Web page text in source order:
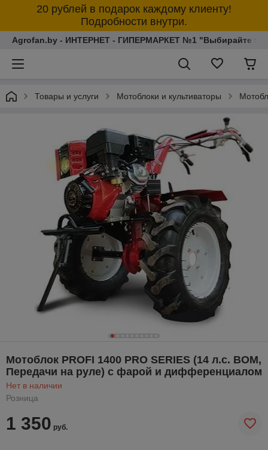
20 рублей в подарок каждому клиенту!
Подробности внутри.
Agrofan.by - ИНТЕРНЕТ - ГИПЕРМАРКЕТ №1 "Выбирайте
Товары и услуги Мотоблоки и культиваторы
Мотоблок PROFI 1400 PRO SERIES (14 л.с. ВОМ,
Передачи на руле) с фарой и дифференциалом
Нет в наличии
Розница
1 350 руб.